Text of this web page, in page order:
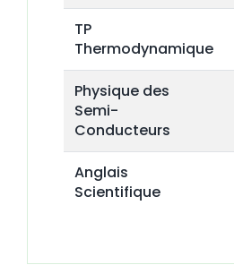
TP
Thermodynamique
Physique des
Semi-
Conducteurs
Anglais
Scientifique